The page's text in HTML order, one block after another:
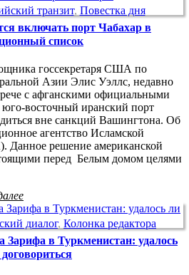
транзит, Повестка дня
включать порт Чабахар в
список
госсекретаря США по
Азии Элис Уэллс, недавно
с афганскими официальными
восточный иранский порт
вне санкций Вашингтона. Об
агентство Исламской
решение американской
перед Белым домом целями
диалог, Колонка редактора
Зарифа в Туркменистан: удалось